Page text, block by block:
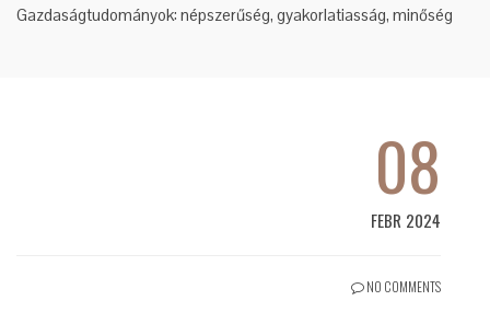
Gazdaságtudományok: népszerűség, gyakorlatiasság, minőség
08
FEBR 2024
NO COMMENTS